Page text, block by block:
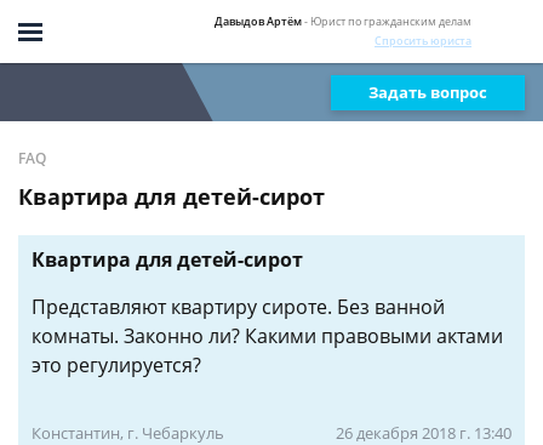
Давыдов Артём- Юрист по гражданским делам
Спросить юриста
Задать вопрос
FAQ
Квартира для детей-сирот
Квартира для детей-сирот
Представляют квартиру сироте. Без ванной
комнаты. Законно ли? Какими правовыми актами
это регулируется?
Константин, г. Чебаркуль 26 декабря 2018 г. 13:40